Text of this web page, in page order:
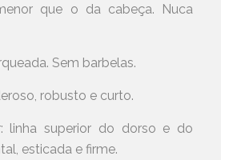
que o da cabeça. Nuca
Sem barbelas.
robusto e curto.
linha superior do dorso e do
esticada e firme.